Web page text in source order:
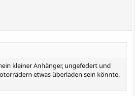
kleiner Anhänger, ungefedert und
etwas überladen sein könnte.